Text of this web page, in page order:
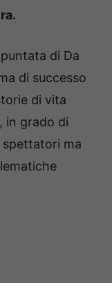
di Da
di successo
di vita
in grado di
spettatori ma